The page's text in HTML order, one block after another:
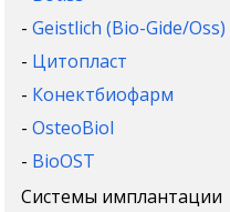
-Geistlich (Bio-Gide/Oss)
- Цитопласт
- Конектбиофарм
-OsteoBiol
- BioOST
Системы имплантации